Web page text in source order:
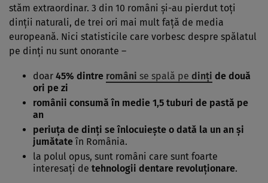
stăm extraordinar. 3 din 10 români şi-au pierdut toţi
dinţii naturali, de trei ori mai mult faţă de media
europeană. Nici statisticile care vorbesc despre spălatul
pe dinţi nu sunt onorante –
doar 45% dintre români se spală pe dinţi de două
ori pe zi
românii consumă în medie 1,5 tuburi de pastă pe
an
periuţa de dinţi se înlocuieşte o dată la un an şi
jumătate în România.
la polul opus, sunt români care sunt foarte
interesaţi de tehnologii dentare revoluţionare.